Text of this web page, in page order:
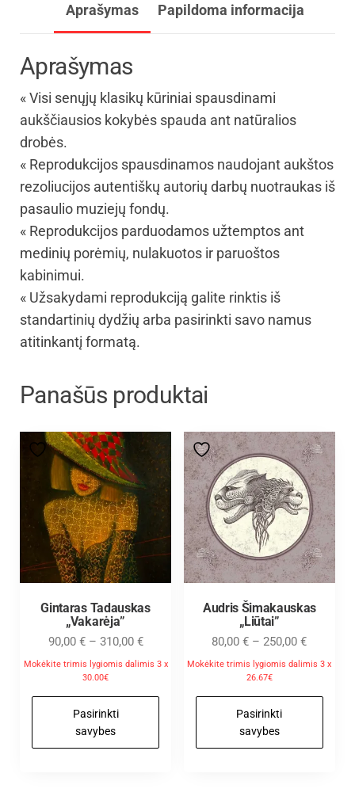
Aprašymas Papildoma informacija
Aprašymas
« Visi senųjų klasikų kūriniai spausdinami
aukščiausios kokybės spauda ant natūralios
drobės.
« Reprodukcijos spausdinamos naudojant aukštos
rezoliucijos autentiškų autorių darbų nuotraukas iš
pasaulio muziejų fondų.
« Reprodukcijos parduodamos užtemptos ant
medinių porėmių, nulakuotos ir paruoštos
kabinimui.
« Užsakydami reprodukciją galite rinktis iš
standartinių dydžių arba pasirinkti savo namus
atitinkantį formatą.
Panašūs produktai
Gintaras Tadauskas
„Vakarėja”
90,00 € – 310,00 €
Mokėkite trimis lygiomis dalimis 3 x
30.00€
Pasirinkti
savybes
Audris Šimakauskas
„Liūtai”
80,00€ – 250,00€
Mokėkite trimis lygiomis dalimis 3 x
26.67€
Pasirinkti
savybes